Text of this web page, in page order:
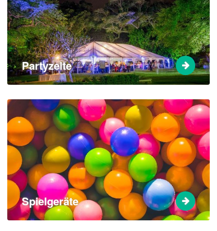
Partyzelte
Spielgeräte